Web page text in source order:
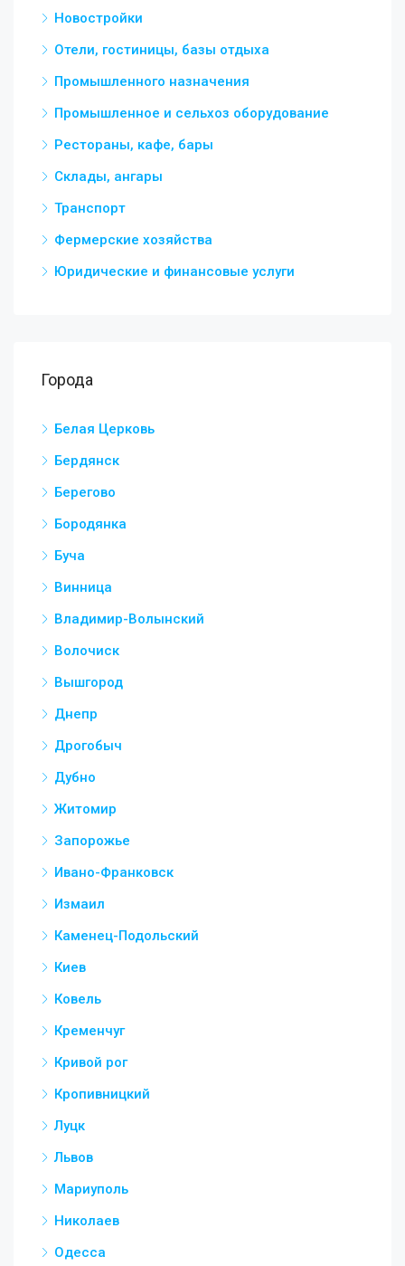
Новостройки
Отели, гостиницы, базы отдыха
Промышленного назначения
Промышленное и сельхоз оборудование
Рестораны, кафе, бары
Склады, ангары
Транспорт
Фермерские хозяйства
Юридические и финансовые услуги
Города
Белая Церковь
Бердянск
Берегово
Бородянка
Буча
Винница
Владимир-Волынский
Волочиск
Вышгород
Днепр
Дрогобыч
Дубно
Житомир
Запорожье
Ивано-Франковск
Измаил
Каменец-Подольский
Киев
Ковель
Кременчуг
Кривой рог
Кропивницкий
Луцк
Львов
Мариуполь
Николаев
Одесса